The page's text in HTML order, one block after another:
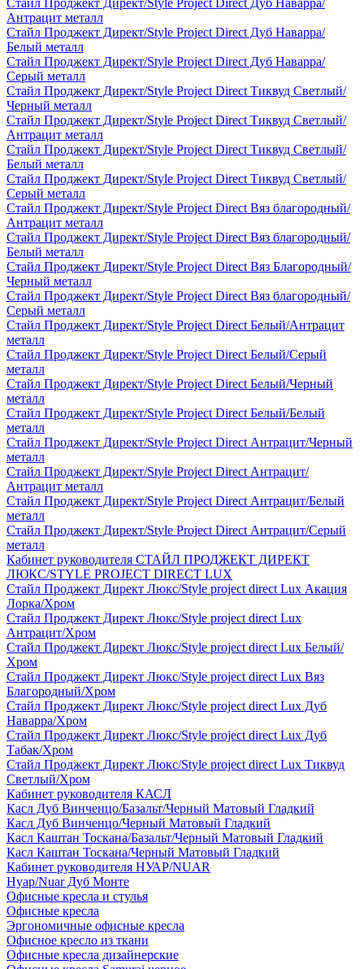
Стайл Проджект Директ/Style Project Direct Дуб Наварра/
Антрацит металл
Стайл Проджект Директ/Style Project Direct Дуб Наварра/
Белый металл
Стайл Проджект Директ/Style Project Direct Дуб Наварра/
Серый металл
Стайл Проджект Директ/Style Project Direct Тиквуд Светлый/
Черный металл
Стайл Проджект Директ/Style Project Direct Тиквуд Светлый/
Антрацит металл
Стайл Проджект Директ/Style Project Direct Тиквуд Светлый/
Белый металл
Стайл Проджект Директ/Style Project Direct Тиквуд Светлый/
Серый металл
Стайл Проджект Директ/Style Project Direct Вяз благородный/
Антрацит металл
Стайл Проджект Директ/Style Project Direct Вяз благородный/
Белый металл
Стайл Проджект Директ/Style Project Direct Вяз Благородный/
Черный металл
Стайл Проджект Директ/Style Project Direct Вяз благородный/
Серый металл
Стайл Проджект Директ/Style Project Direct Белый/Антрацит
металл
Стайл Проджект Директ/Style Project Direct Белый/Серый
металл
Стайл Проджект Директ/Style Project Direct Белый/Черный
металл
Стайл Проджект Директ/Style Project Direct Белый/Белый
металл
Стайл Проджект Директ/Style Project Direct Антрацит/Черный
металл
Стайл Проджект Директ/Style Project Direct Антрацит/
Антрацит металл
Стайл Проджект Директ/Style Project Direct Антрацит/Белый
металл
Стайл Проджект Директ/Style Project Direct Антрацит/Серый
металл
Кабинет руководителя СТАЙЛ ПРОДЖЕКТ ДИРЕКТ
ЛЮКС/STYLE PROJECT DIRECT LUX
Стайл Проджект Директ Люкс/Style project direct Lux Акация
Лорка/Хром
Стайл Проджект Директ Люкс/Style project direct Lux
Антрацит/Хром
Стайл Проджект Директ Люкс/Style project direct Lux Белый/
Хром
Стайл Проджект Директ Люкс/Style project direct Lux Вяз
Благородный/Хром
Стайл Проджект Директ Люкс/Style project direct Lux Дуб
Наварра/Хром
Стайл Проджект Директ Люкс/Style project direct Lux Дуб
Табак/Хром
Стайл Проджект Директ Люкс/Style project direct Lux Тиквуд
Светлый/Хром
Кабинет руководителя КАСЛ
Касл Дуб Винченцо/Базальт/Черный Матовый Гладкий
Касл Дуб Винченцо/Черный Матовый Гладкий
Касл Каштан Тоскана/Базальт/Черный Матовый Гладкий
Касл Каштан Тоскана/Черный Матовый Гладкий
Кабинет руководителя НУАР/NUAR
Нуар/Nuar Дуб Монте
Офисные кресла и стулья
Офисные кресла
Эргономичные офисные кресла
Офисное кресло из ткани
Офисные кресла дизайнерские